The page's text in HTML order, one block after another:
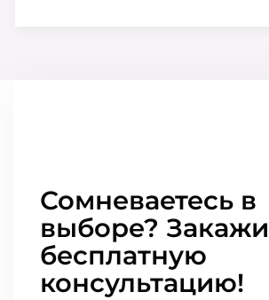
Сомневаетесь в
выборе?
бесплатную
консультацию!